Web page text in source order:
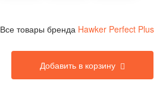
Все товары бренда Hawker Perfect Plus
Добавить в корзину